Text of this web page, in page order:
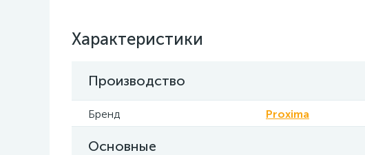
Характеристики
Производство
Бренд Proxima
Основные